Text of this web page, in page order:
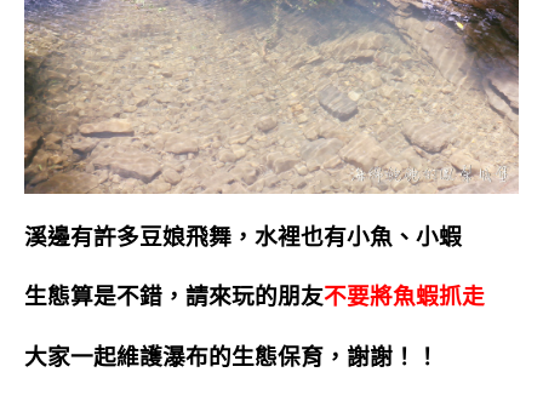
溪邊有許多豆娘飛舞，水裡也有小魚、小蝦
生態算是不錯，請來玩的朋友不要將魚蝦抓走
大家一起維護瀑布的生態保育，謝謝！！